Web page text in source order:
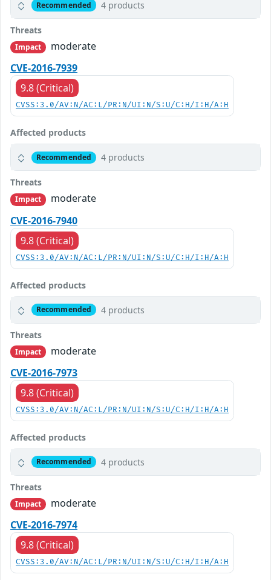
Recommended 4 products
Threats
Impact
moderate
CVE-2016-7939
9.8 (Critical)
CVSS:3.0/AV:N/AC:L/PR:N/UI:N/S:U/C:H/I:H/A:H
Affected products
Recommended 4 products
Threats
Impact
moderate
CVE-2016-7940
9.8 (Critical)
CVSS:3.0/AV:N/AC:L/PR:N/UI:N/S:U/C:H/I:H/A:H
Affected products
Recommended 4 products
Threats
Impact
moderate
CVE-2016-7973
9.8 (Critical)
CVSS:3.0/AV:N/AC:L/PR:N/UI:N/S:U/C:H/I:H/A:H
Affected products
Recommended 4 products
Threats
Impact
moderate
CVE-2016-7974
9.8 (Critical)
CVSS:3.0/AV:N/AC:L/PR:N/UI:N/S:U/C:H/I:H/A:H